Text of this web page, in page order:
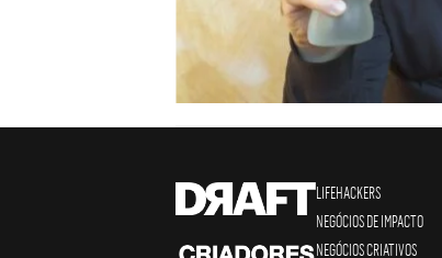
LIFEHACKERS
NEGÓCIOS DE IMPACTO
NEGÓCIOS CRIATIVOS